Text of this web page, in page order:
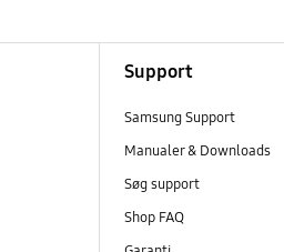
Support
Samsung Support
Manualer & Downloads
Søg support
Shop FAQ